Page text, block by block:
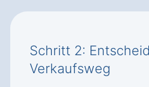
Schritt 2:
Verkaufsweg